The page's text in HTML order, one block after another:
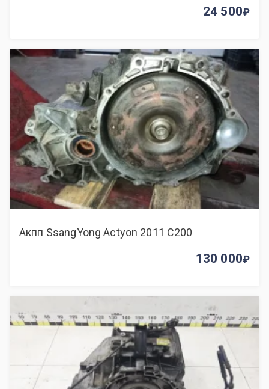
24 500
Акпп SsangYong Actyon 2011 C200
130 000